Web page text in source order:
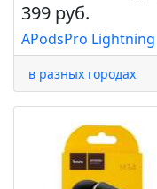
399 руб.
APodsPro Lightning
в разных городах